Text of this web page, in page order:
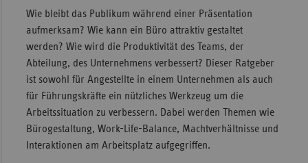
Wie bleibt das Publikum während einer Präsentation
aufmerksam? Wie kann ein Büro attraktiv gestaltet
werden? Wie wird die Produktivität des Teams, der
Abteilung, des Unternehmens verbessert? Dieser Ratgeber
ist sowohl für Angestellte in einem Unternehmen als auch
für Führungskräfte ein nützliches Werkzeug um die
Arbeitssituation zu verbessern. Dabei werden Themen wie
Bürogestaltung, Work-Life-Balance, Machtverhältnisse und
Interaktionen am Arbeitsplatz aufgegriffen.